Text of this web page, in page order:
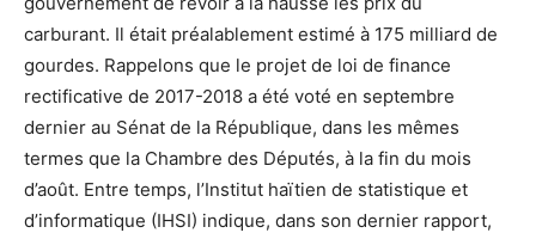
carburant. Il était préalablement estimé à 175 milliard de
gourdes. Rappelons que le projet de loi de finance
rectificative de 2017-2018 a été voté en septembre
dernier au Sénat de la République, dans les mêmes
termes que la Chambre des Députés, à la fin du mois
d’août. Entre temps, l’Institut haïtien de statistique et
d’informatique (IHSI) indique, dans son dernier rapport,